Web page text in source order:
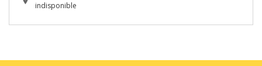
indisponible